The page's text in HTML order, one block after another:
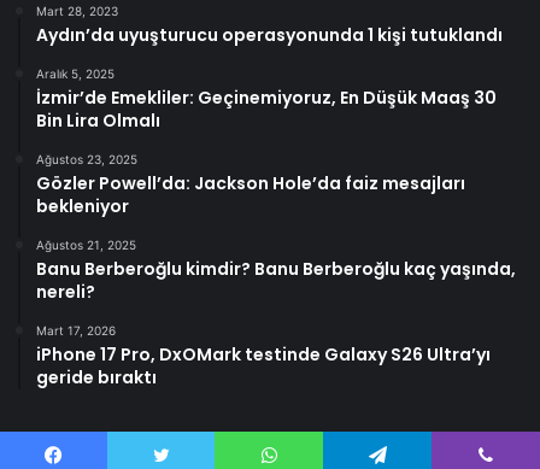
Mart 28, 2023
Aydın’da uyuşturucu operasyonunda 1 kişi tutuklandı
Aralık 5, 2025
İzmir’de Emekliler: Geçinemiyoruz, En Düşük Maaş 30
Bin Lira Olmalı
Ağustos 23, 2025
Gözler Powell’da: Jackson Hole’da faiz mesajları
bekleniyor
Ağustos 21, 2025
Banu Berberoğlu kimdir? Banu Berberoğlu kaç yaşında,
nereli?
Mart 17, 2026
iPhone 17 Pro, DxOMark testinde Galaxy S26 Ultra’yı
geride bıraktı